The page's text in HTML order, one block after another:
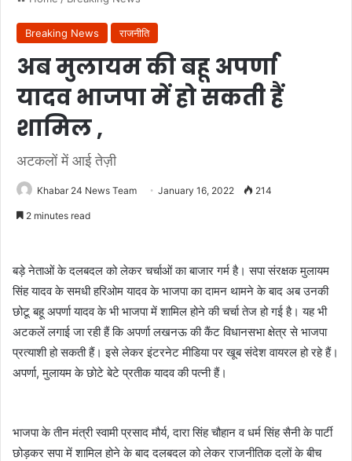
Breaking News राजनीति
अब मुलायम की बहू अपर्णा
यादव भाजपा में हो सकती हैं
शामिल ,
अटकलों में आई तेज़ी
Khabar 24 News Team January 16, 2022 214
2 minutes read
बड़े नेताओं के दलबदल को लेकर चर्चाओं का बाजार गर्म है। सपा संरक्षक मुलायम
सि‍ंह यादव के समधी हरिओम यादव के भाजपा का दामन थामने के बाद अब उनकी
छोटू बहू अपर्णा यादव के भी भाजपा में शामिल होने की चर्चा तेज हो गई है। यह भी
अटकलें लगाई जा रही हैं कि अपर्णा लखनऊ की कैंट विधानसभा क्षेत्र से भाजपा
प्रत्याशी हो सकती हैं। इसे लेकर इंटरनेट मीडिया पर खूब संदेश वायरल हो रहे हैं।
अपर्णा, मुलायम के छोटे बेटे प्रतीक यादव की पत्नी हैं।
भाजपा के तीन मंत्री स्वामी प्रसाद मौर्य, दारा सि‍ंह चौहान व धर्म सि‍ंह सैनी के पार्टी
छोड़कर सपा में शामिल होने के बाद दलबदल को लेकर राजनीतिक दलों के बीच